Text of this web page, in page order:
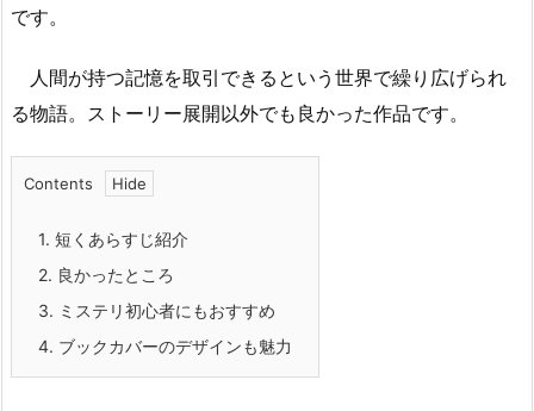
です。
人間が持つ記憶を取引できるという世界で繰り広げられ
る物語。ストーリー展開以外でも良かった作品です。
Contents
1. 短くあらすじ紹介
2. 良かったところ
3. ミステリ初心者にもおすすめ
4. ブックカバーのデザインも魅力